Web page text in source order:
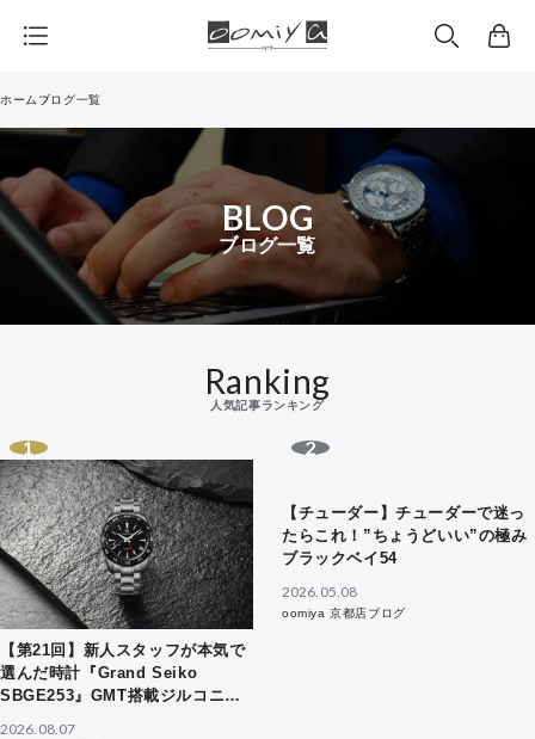
ー
ホーム ブログ一覧
BLOG
ブログ一覧
Ranking
人気記事ランキング
2026.08.07
【第21回】新人スタッフが本気で
選んだ時計『Grand Seiko
SBGE253』GMT搭載ジルコニ
2026.05.08
【チューダー】チューダーで迷っ
たらこれ！”ちょうどいい”の極み
ブラックベイ54
oomiya 京都店ブログ